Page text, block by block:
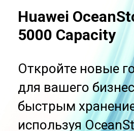
Huawei
5000 Capacity
Откройте новые
для вашего
быстрым
используя